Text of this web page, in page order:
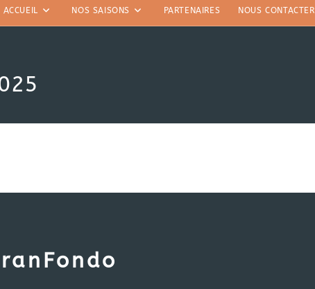
ACCUEIL NOS SAISONS PARTENAIRES NOUS CONTACTER